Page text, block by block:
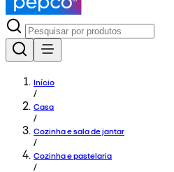
Início
/
Casa
/
Cozinha e sala de jantar
/
Cozinha e pastelaria
/